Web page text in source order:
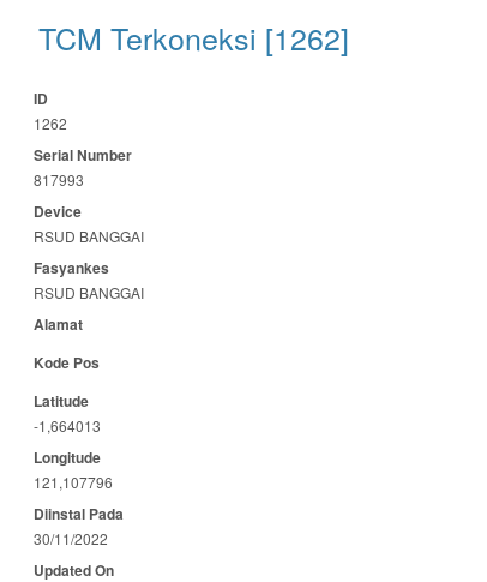
TCM Terkoneksi [1262]
ID
1262
Serial Number
817993
Device
RSUD BANGGAI
Fasyankes
RSUD BANGGAI
Alamat
Kode Pos
Latitude
-1,664013
Longitude
121,107796
Diinstal Pada
30/11/2022
Updated On